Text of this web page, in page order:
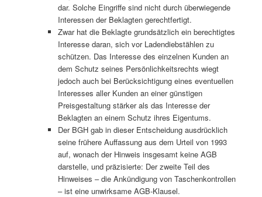
dar. Solche Eingriffe sind nicht durch überwiegende
Interessen der Beklagten gerechtfertigt.
Zwar hat die Beklagte grundsätzlich ein berechtigtes
Interesse daran, sich vor Ladendiebstählen zu
schützen. Das Interesse des einzelnen Kunden an
dem Schutz seines Persönlichkeitsrechts wiegt
jedoch auch bei Berücksichtigung eines eventuellen
Interesses aller Kunden an einer günstigen
Preisgestaltung stärker als das Interesse der
Beklagten an einem Schutz ihres Eigentums.
Der BGH gab in dieser Entscheidung ausdrücklich
seine frühere Auffassung aus dem Urteil von 1993
auf, wonach der Hinweis insgesamt keine AGB
darstelle, und präzisierte: Der zweite Teil des
Hinweises – die Ankündigung von Taschenkontrollen
– ist eine unwirksame AGB-Klausel.